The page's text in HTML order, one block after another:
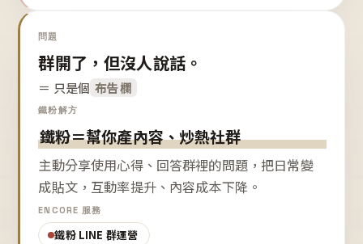
問題
群開了，但沒人說話。
＝ 只是個 布告欄
鐵粉解方
鐵粉＝幫你產內容、炒熱社群
主動分享使用心得、回答群裡的問題，把日常變
成貼文，互動率提升、內容成本下降。
ENCORE 服務
鐵粉 LINE 群運營